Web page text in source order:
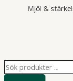
P
Mjöl &